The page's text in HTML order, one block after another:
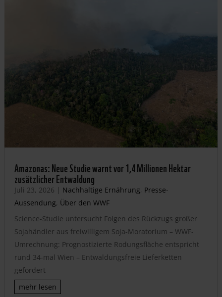
Amazonas: Neue Studie warnt vor 1,4 Millionen Hektar
zusätzlicher Entwaldung
Juli 23, 2026 | Nachhaltige Ernährung, Presse-
Aussendung, Über den WWF
Science-Studie untersucht Folgen des Rückzugs großer
Sojahändler aus freiwilligem Soja-Moratorium – WWF-
Umrechnung: Prognostizierte Rodungsfläche entspricht
rund 34-mal Wien – Entwaldungsfreie Lieferketten
gefordert
mehr lesen